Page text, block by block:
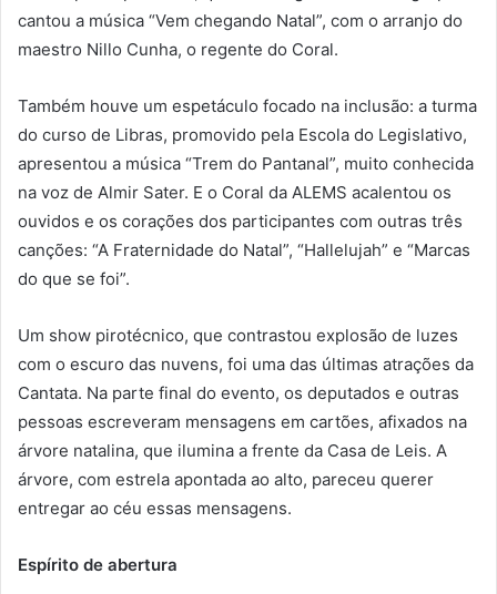
cantou a música “Vem chegando Natal”, com o arranjo do
maestro Nillo Cunha, o regente do Coral.
Também houve um espetáculo focado na inclusão: a turma
do curso de Libras, promovido pela Escola do Legislativo,
apresentou a música “Trem do Pantanal”, muito conhecida
na voz de Almir Sater. E o Coral da ALEMS acalentou os
ouvidos e os corações dos participantes com outras três
canções: “A Fraternidade do Natal”, “Hallelujah” e “Marcas
do que se foi”.
Um show pirotécnico, que contrastou explosão de luzes
com o escuro das nuvens, foi uma das últimas atrações da
Cantata. Na parte final do evento, os deputados e outras
pessoas escreveram mensagens em cartões, afixados na
árvore natalina, que ilumina a frente da Casa de Leis. A
árvore, com estrela apontada ao alto, pareceu querer
entregar ao céu essas mensagens.
Espírito de abertura